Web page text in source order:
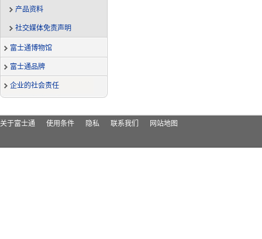
产品资料
社交媒体免责声明
富士通博物馆
富士通品牌
企业的社会责任
关于富士通 使用条件 隐私 联系我们 网站地图